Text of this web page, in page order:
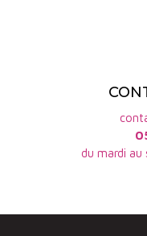
du mardi